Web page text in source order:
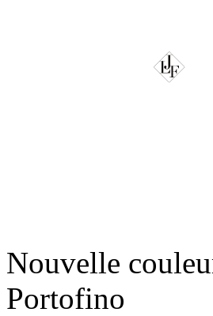
Nouvelle
Portofino